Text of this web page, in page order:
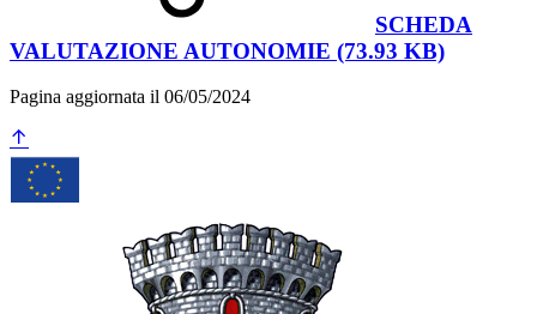
SCHEDA
VALUTAZIONE AUTONOMIE (73.93 KB)
Pagina aggiornata il 06/05/2024